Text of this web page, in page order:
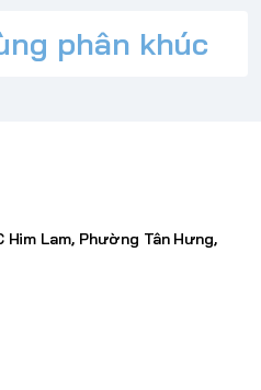
phân khúc
Him Lam, Phường Tân Hưng,